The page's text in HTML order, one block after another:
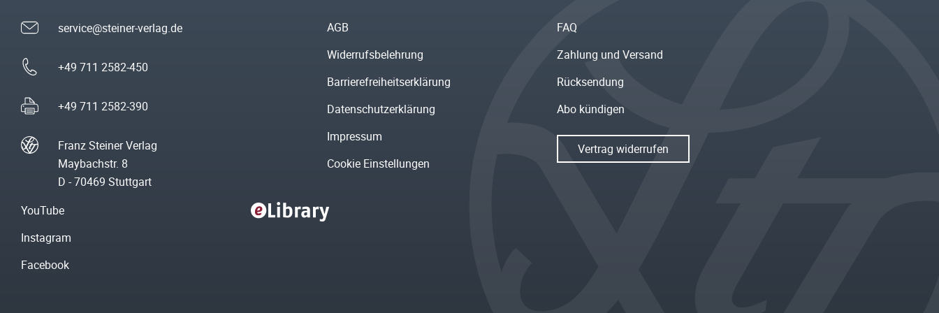
service@steiner-verlag.de
+49 711 2582-450
+49 711 2582-390
Franz Steiner Verlag
Maybachstr. 8
D - 70469 Stuttgart
AGB
Widerrufsbelehrung
Barrierefreiheitserklärung
Datenschutzerklärung
Impressum
Cookie Einstellungen
FAQ
Zahlung und Versand
Rücksendung
Abo kündigen
Vertrag widerrufen
YouTube
Instagram
Facebook